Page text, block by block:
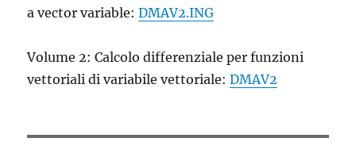
a vector variable:DMAV2.ING
Volume 2: Calcolo differenziale per funzioni
vettoriali di variabile vettoriale:DMAV2